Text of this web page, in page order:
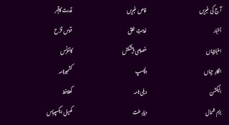
آج کی خبریں
أخبار
اخبارجہاں
افکارِ جہاں
الیکشن
بزم شمال
خاص خبریں
خدمتِ خلق
خصوصی پیشکش
دلچسپ
دہلی نامہ
دیارِ ملت
قدرت کاقہر
قوس قزح
کانفرنس
کشمیرنامہ
کھلاخط
کھیل ایکسپریس